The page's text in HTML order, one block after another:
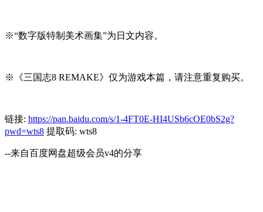
※“数字版特制美术画集”为日文内容。
※《三国志8 REMAKE》仅为游戏本篇，请注意重复购买。
链接: https://pan.baidu.com/s/1-4FT0E-HI4USb6cOE0bS2g?
pwd=wts8 提取码: wts8
--来自百度网盘超级会员v4的分享